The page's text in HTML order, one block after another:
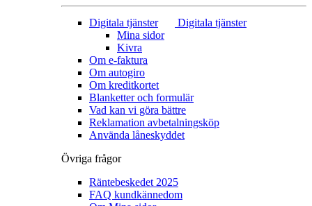
Digitala tjänster
Digitala tjänster
Mina sidor
Kivra
Om e-faktura
Om autogiro
Om kreditkortet
Blanketter och formulär
Vad kan vi göra bättre
Reklamation avbetalningsköp
Använda låneskyddet
Övriga frågor
Räntebeskedet 2025
FAQ kundkännedom